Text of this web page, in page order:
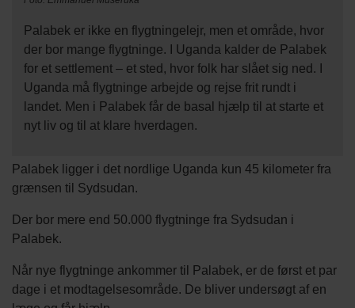
Palabek er ikke en flygtningelejr, men et område, hvor
der bor mange flygtninge. I Uganda kalder de Palabek
for et settlement – et sted, hvor folk har slået sig ned. I
Uganda må flygtninge arbejde og rejse frit rundt i
landet. Men i Palabek får de basal hjælp til at starte et
nyt liv og til at klare hverdagen.
Palabek ligger i det nordlige Uganda kun 45 kilometer fra
grænsen til Sydsudan.
Der bor mere end 50.000 flygtninge fra Sydsudan i
Palabek.
Når nye flygtninge ankommer til Palabek, er de først et par
dage i et modtagelsesområde. De bliver undersøgt af en